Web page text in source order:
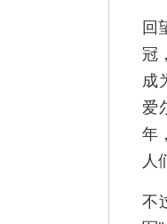
回
冠
成
爱
年
人
不